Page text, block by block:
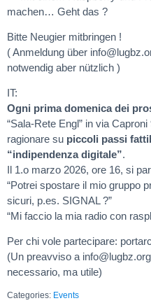
machen… Geht das ?
Bitte Neugier mitbringen !
( Anmeldung über
bgul@
ofni
notwendig aber nützlich )
IT:
Ogni prima domenica dei
“Sala-Rete Engl” in via
ragionare su piccoli passi
“indipendenza digitale”.
Il 1.o marzo 2026, ore 16, si
“Potrei spostare il mio gruppo
sicuri, p.es. SIGNAL ?”
“Mi faccio la mia radio con
Per chi vole partecipare:
(Un preavviso a
gro.z
bgul@
ofni
necessario, ma utile)
Categories: Events